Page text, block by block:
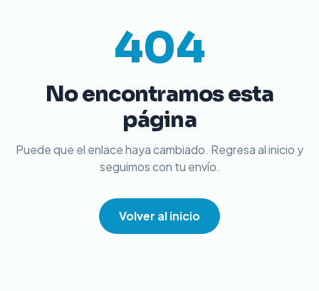
404
No encontramos esta
página
Puede que el enlace haya cambiado. Regresa al inicio y
seguimos con tu envío.
Volver al inicio